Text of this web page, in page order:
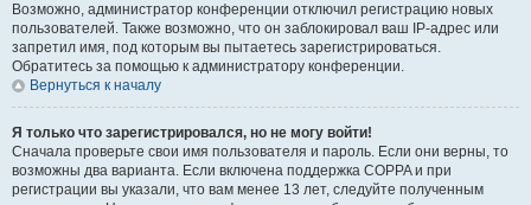
Возможно, администратор конференции отключил регистрацию новых
пользователей. Также возможно, что он заблокировал ваш IP-адрес или
запретил имя, под которым вы пытаетесь зарегистрироваться.
Обратитесь за помощью к администратору конференции.
Вернуться к началу
Я только что зарегистрировался, но не могу войти!
Сначала проверьте свои имя пользователя и пароль. Если они верны, то
возможны два варианта. Если включена поддержка COPPA и при
регистрации вы указали, что вам менее 13 лет, следуйте полученным